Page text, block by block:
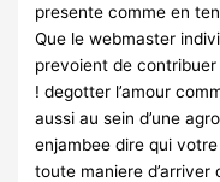
presente comme en
Que le webmaster
prevoient de
! degotter l’amour
aussi au sein d’une
enjambee dire qui
toute maniere d’arriver